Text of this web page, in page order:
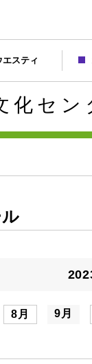
スティ
化セン
8月 9月